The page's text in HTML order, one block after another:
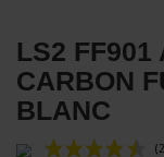
LS2 FF901
CARBON
BLANC